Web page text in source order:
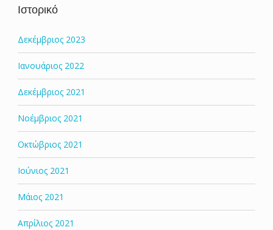
Ιστορικό
Δεκέμβριος 2023
Ιανουάριος 2022
Δεκέμβριος 2021
Νοέμβριος 2021
Οκτώβριος 2021
Ιούνιος 2021
Μάιος 2021
Απρίλιος 2021